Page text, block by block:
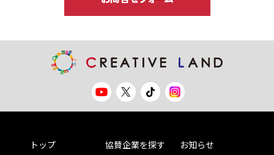
トップ
協賛企業を探す
お知らせ